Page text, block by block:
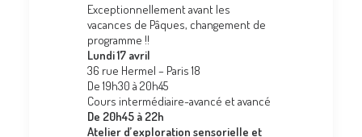
Exceptionnellement avant les
vacances de Pâques, changement de
programme !!
Lundi 17 avril
36 rue Hermel – Paris 18
De 19h30 à 20h45
Cours intermédiaire-avancé et avancé
De 20h45 à 22h
Atelier d’exploration sensorielle et